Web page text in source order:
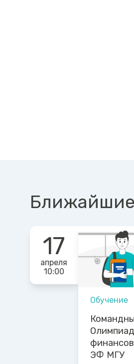
17
апреля
10:00
Обучение
ЭФ МГУ